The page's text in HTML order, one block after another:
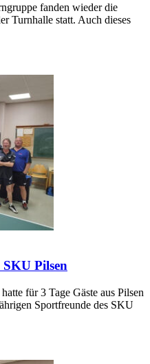
fanden wieder die
Turnhalle statt. Auch dieses
Pilsen
für 3 Tage Gäste aus Pilsen
Sportfreunde des SKU